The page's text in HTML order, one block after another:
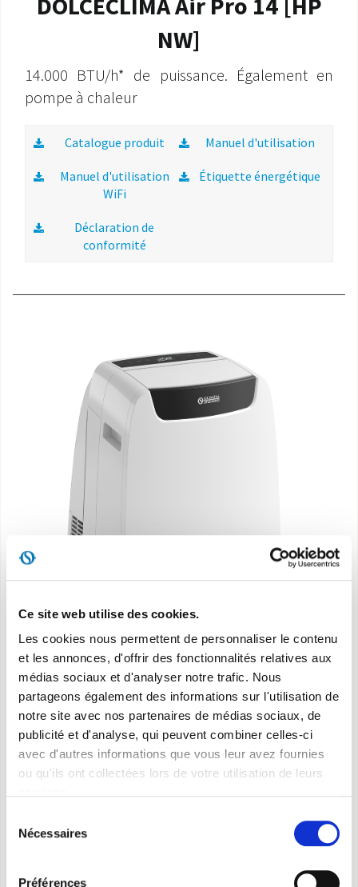
Ce site web utilise des cookies.
Les cookies nous permettent de personnaliser le contenu
et les annonces, d'offrir des fonctionnalités relatives aux
médias sociaux et d'analyser notre trafic. Nous
partageons également des informations sur l'utilisation de
notre site avec nos partenaires de médias sociaux, de
publicité et d'analyse, qui peuvent combiner celles-ci
avec d'autres informations que vous leur avez fournies
ou qu'ils ont collectées lors de votre utilisation de leurs
Nécessaires
Préférences
NW]
14.000 BTU/h* de puissance. Également en
pompe à chaleur
Catalogue produit Manuel d'utilisation
Manuel d'utilisation
WiFi
Étiquette énergétique
Déclaration de
conformité
DOLCECLIMA Air Pro 14
14.000 BTU/h* de puissance pour le plus grand
Manuel d'utilisation
Étiquette énergétique Manuel d'utilisation